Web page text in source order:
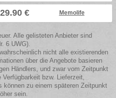
€ Memolife
Alle gelisteten Anbieter sind
6 UWG).
nicht alle existierenden
über die Angebote basieren
Händlers, und zwar vom Zeitpunkt
bzw. Lieferzeit,
können zu einem späteren Zeitpunkt
sein.